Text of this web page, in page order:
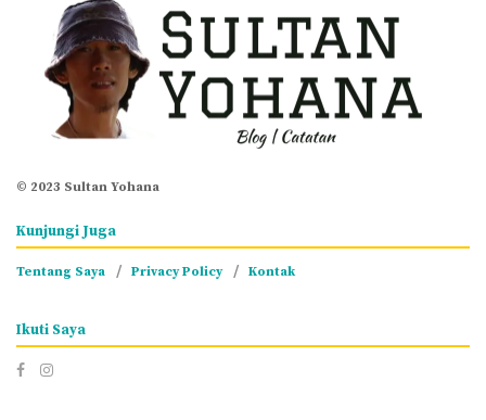
© 2023 Sultan Yohana
Kunjungi Juga
Tentang Saya Privacy Policy Kontak
Ikuti Saya